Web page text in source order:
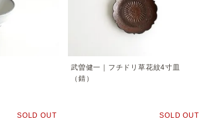
SOLD OUT
武曽健一｜フチドリ草花紋4寸皿
（錆）
SOLD OUT